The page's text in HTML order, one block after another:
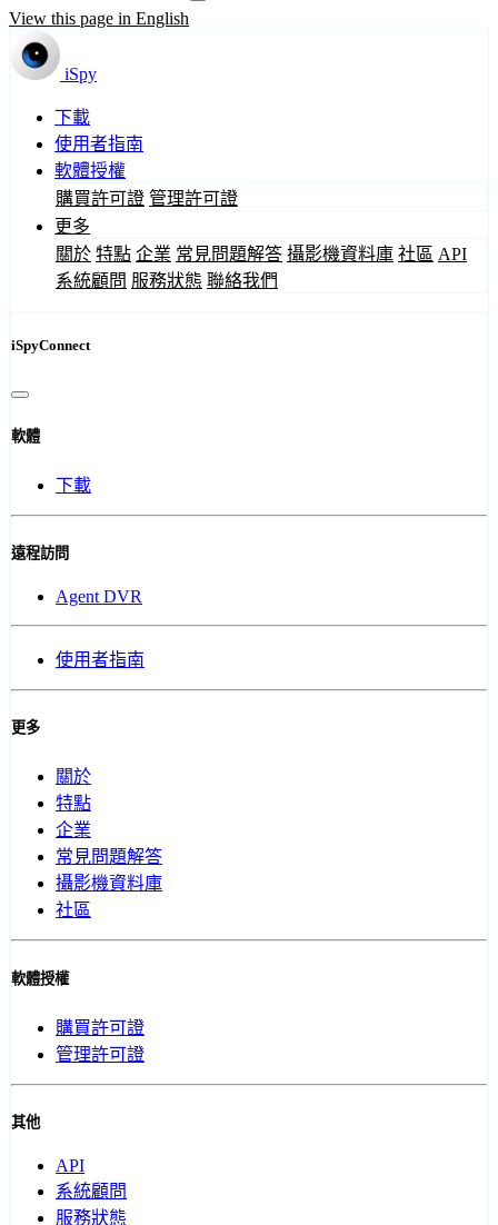
View this page in English
iSpy
下載
使用者指南
軟體授權
購買許可證 管理許可證
更多
關於 特點 企業 常見問題解答 攝影機資料庫 社區 API
系統顧問 服務狀態 聯絡我們
iSpyConnect
軟體
下載
遠程訪問
Agent DVR
使用者指南
更多
關於
特點
企業
常見問題解答
攝影機資料庫
社區
軟體授權
購買許可證
管理許可證
其他
API
系統顧問
服務狀態